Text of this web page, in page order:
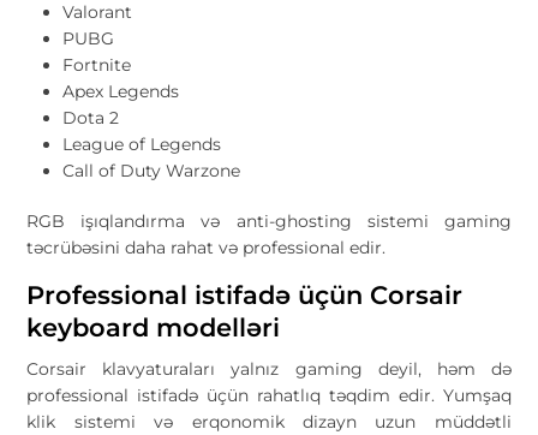
Valorant
PUBG
Fortnite
Apex Legends
Dota 2
League of Legends
Call of Duty Warzone
RGB işıqlandırma və anti-ghosting sistemi gaming
təcrübəsini daha rahat və professional edir.
Professional istifadə üçün Corsair
keyboard modelləri
Corsair klavyaturaları yalnız gaming deyil, həm də
professional istifadə üçün rahatlıq təqdim edir. Yumşaq
klik sistemi və erqonomik dizayn uzun müddətli